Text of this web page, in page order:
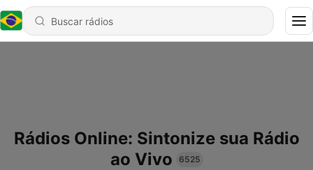
Rádios Online: Sintonize sua Rádio
ao Vivo
6525